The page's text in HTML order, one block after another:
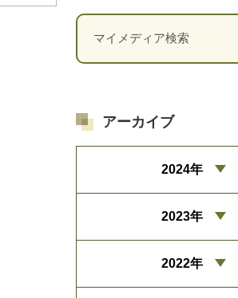
アーカイブ
2024年
2023年
2022年